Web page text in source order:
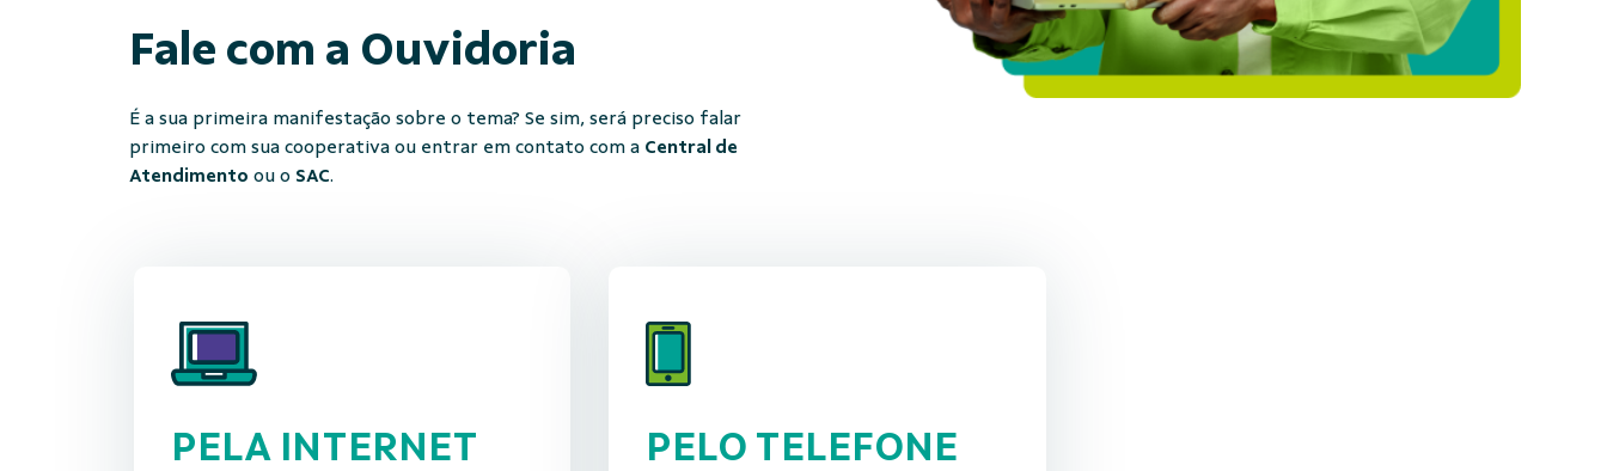
Fale com a Ouvidoria
É a sua primeira manifestação sobre o tema? Se sim, será preciso falar
primeiro com sua cooperativa ou entrar em contato com a Central de
Atendimento ou o SAC.
PELA INTERNET PELO TELEFONE